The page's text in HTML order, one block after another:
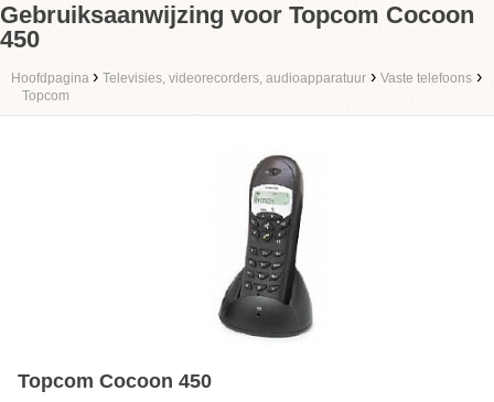
Gebruiksaanwijzing voor Topcom Cocoon
450
Hoofdpagina › Televisies, videorecorders, audioapparatuur › Vaste telefoons ›
Topcom
Topcom Cocoon 450